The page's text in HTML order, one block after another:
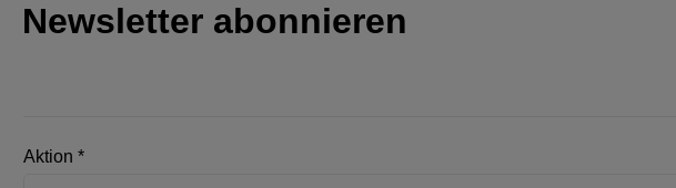
Newsletter abonnieren
Aktion *